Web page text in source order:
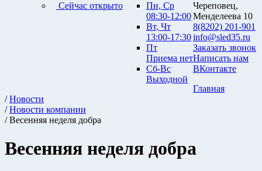
Сейчас открыто
Пн, Ср
08:30-12:00
Вт, Чт
13:00-17:30
Пт
Приема нет
Сб-Вс
Выходной
Череповец,
Менделеева 10
8(8202) 201-901
info@sled35.ru
Заказать звонок
Написать нам
ВКонтакте
Главная
/Новости
/Новости компании
/ Весенняя неделя добра
Весенняя неделя добра